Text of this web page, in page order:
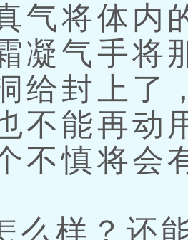
气将体内
凝气手将
给封上了
不能再动
不慎将会
样？还